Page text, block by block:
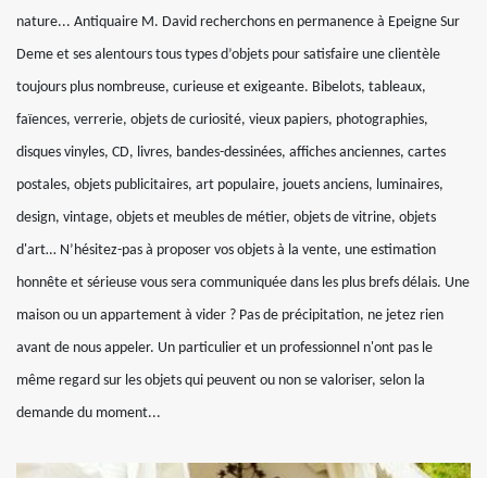
nature... Antiquaire M. David recherchons en permanence à Epeigne Sur
Deme et ses alentours tous types d’objets pour satisfaire une clientèle
toujours plus nombreuse, curieuse et exigeante. Bibelots, tableaux,
faïences, verrerie, objets de curiosité, vieux papiers, photographies,
disques vinyles, CD, livres, bandes-dessinées, affiches anciennes, cartes
postales, objets publicitaires, art populaire, jouets anciens, luminaires,
design, vintage, objets et meubles de métier, objets de vitrine, objets
d'art… N’hésitez-pas à proposer vos objets à la vente, une estimation
honnête et sérieuse vous sera communiquée dans les plus brefs délais. Une
maison ou un appartement à vider ? Pas de précipitation, ne jetez rien
avant de nous appeler. Un particulier et un professionnel n'ont pas le
même regard sur les objets qui peuvent ou non se valoriser, selon la
demande du moment...